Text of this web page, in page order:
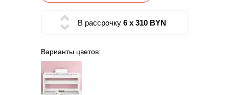
В рассрочку 6 x 310 BYN
Варианты цветов: